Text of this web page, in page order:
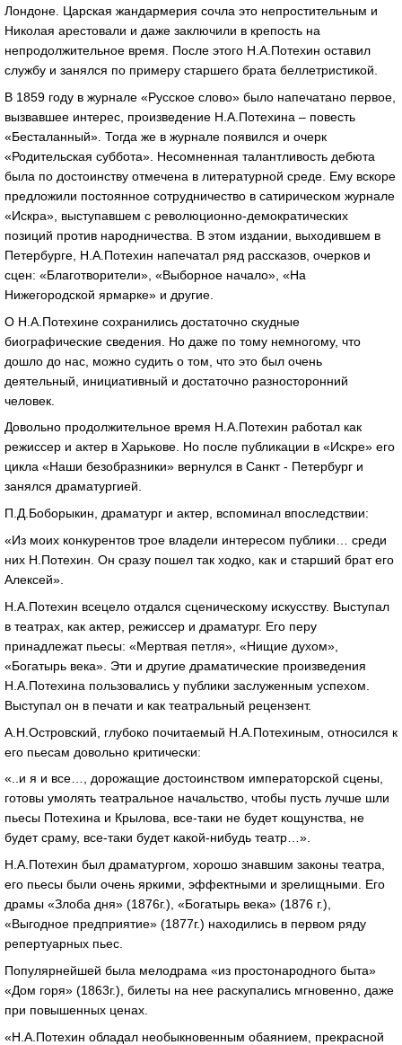
Лондоне. Царская жандармерия сочла это непростительным и
Николая арестовали и даже заключили в крепость на
непродолжительное время. После этого Н.А.Потехин оставил
службу и занялся по примеру старшего брата беллетристикой.
В 1859 году в журнале «Русское слово» было напечатано первое,
вызвавшее интерес, произведение Н.А.Потехина – повесть
«Бесталанный». Тогда же в журнале появился и очерк
«Родительская суббота». Несомненная талантливость дебюта
была по достоинству отмечена в литературной среде. Ему вскоре
предложили постоянное сотрудничество в сатирическом журнале
«Искра», выступавшем с революционно-демократических
позиций против народничества. В этом издании, выходившем в
Петербурге, Н.А.Потехин напечатал ряд рассказов, очерков и
сцен: «Благотворители», «Выборное начало», «На
Нижегородской ярмарке» и другие.
О Н.А.Потехине сохранились достаточно скудные
биографические сведения. Но даже по тому немногому, что
дошло до нас, можно судить о том, что это был очень
деятельный, инициативный и достаточно разносторонний
человек.
Довольно продолжительное время Н.А.Потехин работал как
режиссер и актер в Харькове. Но после публикации в «Искре» его
цикла «Наши безобразники» вернулся в Санкт - Петербург и
занялся драматургией.
П.Д.Боборыкин, драматург и актер, вспоминал впоследствии:
«Из моих конкурентов трое владели интересом публики… среди
них Н.Потехин. Он сразу пошел так ходко, как и старший брат его
Алексей».
Н.А.Потехин всецело отдался сценическому искусству. Выступал
в театрах, как актер, режиссер и драматург. Его перу
принадлежат пьесы: «Мертвая петля», «Нищие духом»,
«Богатырь века». Эти и другие драматические произведения
Н.А.Потехина пользовались у публики заслуженным успехом.
Выступал он в печати и как театральный рецензент.
А.Н.Островский, глубоко почитаемый Н.А.Потехиным, относился к
его пьесам довольно критически:
«..и я и все…, дорожащие достоинством императорской сцены,
готовы умолять театральное начальство, чтобы пусть лучше шли
пьесы Потехина и Крылова, все-таки не будет кощунства, не
будет сраму, все-таки будет какой-нибудь театр…».
Н.А.Потехин был драматургом, хорошо знавшим законы театра,
его пьесы были очень яркими, эффектными и зрелищными. Его
драмы «Злоба дня» (1876г.), «Богатырь века» (1876 г.),
«Выгодное предприятие» (1877г.) находились в первом ряду
репертуарных пьес.
Популярнейшей была мелодрама «из простонародного быта»
«Дом горя» (1863г.), билеты на нее раскупались мгновенно, даже
при повышенных ценах.
«Н.А.Потехин обладал необыкновенным обаянием, прекрасной